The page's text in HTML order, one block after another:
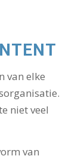
van elke
niet veel
van